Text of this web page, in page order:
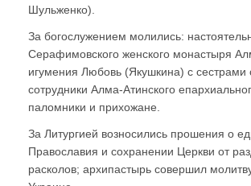
Шульженко).
За богослужением молились:
Серафимовского женского монастыря
игумения Любовь (Якушкина) с сестрами
сотрудники Алма-Атинского
паломники и прихожане.
За Литургией возносились прошения о
Православия и сохранении Церкви от
расколов; архипастырь совершил